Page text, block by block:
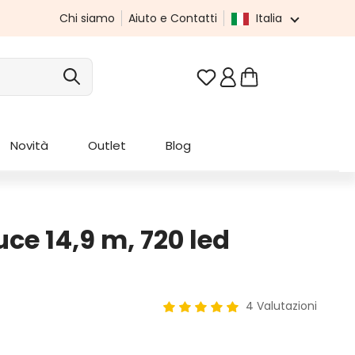
Chi siamo Aiuto e Contatti Italia
Hai 0 articoli nella
Novità Outlet Blog
14,9 m, 720 led
4 Valutazioni